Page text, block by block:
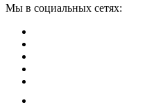
Мы в социальных сетях: